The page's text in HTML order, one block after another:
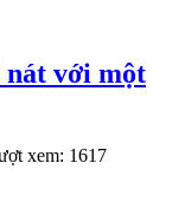
nát với một
xem: 1617